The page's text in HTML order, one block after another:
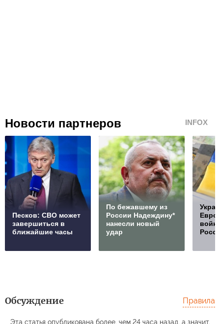
Новости партнеров INFOX
Песков: СВО может
завершиться в
ближайшие часы
По бежавшему из
России Надеждину*
нанесли новый
удар
Обсуждение Правила
Эта статья опубликована более, чем 24 часа назад, а значит,